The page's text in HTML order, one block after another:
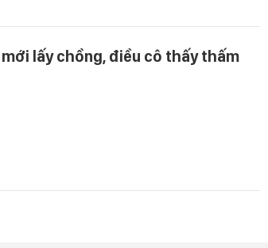
lấy chồng, điều cô thấy thấm